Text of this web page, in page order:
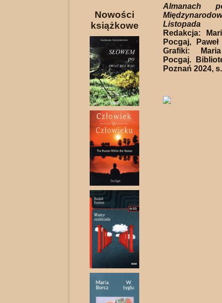
Nowości
książkowe
Almanach
Listopada
Redakcja:
Pocgaj,
Grafiki:
Pocgaj.
Poznań 2024,